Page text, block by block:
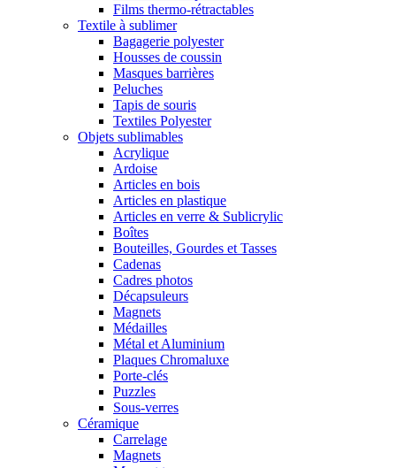
Films thermo-rétractables
Textile à sublimer
Bagagerie polyester
Housses de coussin
Masques barrières
Peluches
Tapis de souris
Textiles Polyester
Objets sublimables
Acrylique
Ardoise
Articles en bois
Articles en plastique
Articles en verre & Sublicrylic
Boîtes
Bouteilles, Gourdes et Tasses
Cadenas
Cadres photos
Décapsuleurs
Magnets
Médailles
Métal et Aluminium
Plaques Chromaluxe
Porte-clés
Puzzles
Sous-verres
Céramique
Carrelage
Magnets